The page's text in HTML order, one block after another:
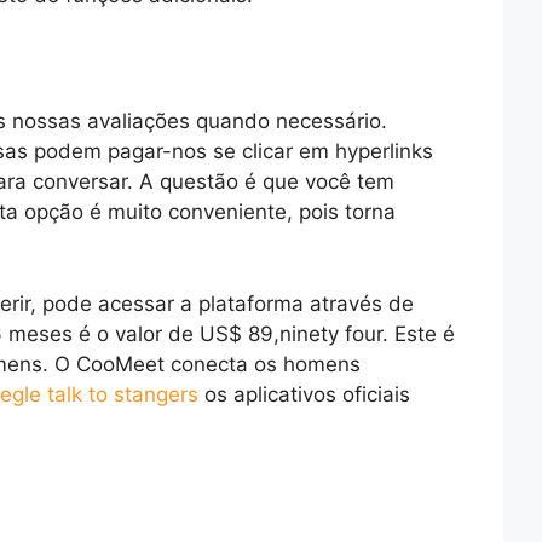
avaliações quando necessário.
podem pagar-nos se clicar em hyperlinks
conversar. A questão é que você tem
opção é muito conveniente, pois torna
pode acessar a plataforma através de
é o valor de US$ 89,ninety four. Este é
O CooMeet conecta os homens
talk to stangers os aplicativos oficiais